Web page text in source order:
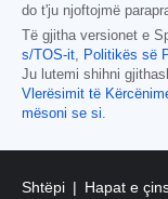
do t'ju njoftojmë
Të gjitha versionet e
s/TOS-it
Politikës së
Ju lutemi shihni
Vlerësimit të
mësoni se si
Shtëpi Hapat e